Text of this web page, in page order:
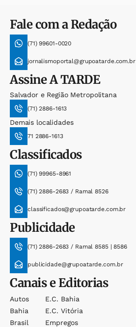
Fale com a Redação
(71) 99601-0020
jornalismoportal@grupoatarde.com.br
AssineA TARDE
Salvador e Região Metropolitana
(71) 2886-1613
Demais localidades
71 2886-1613
Classificados
(71) 99965-8961
(71) 2886-2683 / Ramal 8526
classificados@grupoatarde.com.br
Publicidade
(71) 2886-2683 / Ramal 8585 | 8586
publicidade@grupoatarde.com.br
Canais e Editorias
Autos
Bahia
Brasil
E.c. Bahia
E.c. Vitória
Empregos